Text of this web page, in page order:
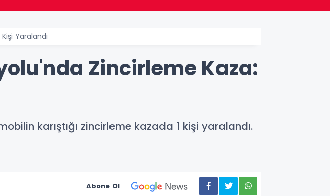
Yaralandı
Zincirleme Kaza:
karıştığı zincirleme kazada 1 kişi yaralandı.
Abone Ol